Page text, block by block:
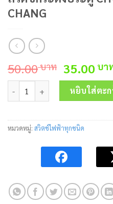
CHANG
50.00บาท Original
price
was:
50.00 บ
35.00 บา
จำนวน สวิตช์กระดิ่งประตู CH-
หยิบใส่ตะก
หมวดหมู่: สวิตช์ไฟฟ้าทุกชนิด